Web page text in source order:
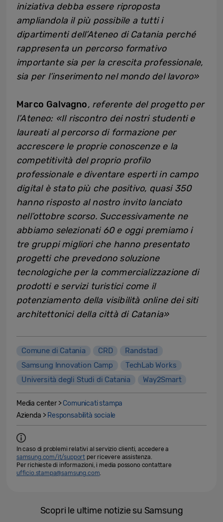
iniziativa debba essere riproposta
ampliandola il più possibile a tutti i
dipartimenti dell’Ateneo di Catania perché
rappresenta un percorso formativo
importante sia per la crescita professionale,
sia per l’inserimento nel mondo del lavoro»
Marco Galvagno, referente del progetto per
l’Ateneo: «Il riscontro dei nostri studenti e
laureati al percorso di formazione per
accrescere le proprie conoscenze e la
competitività del proprio profilo
professionale e diventare esperti in campo
digital è stato più che positivo, quasi 350
hanno risposto al nostro invito lanciato
nell’ottobre scorso. Successivamente ne
abbiamo selezionati 60 e oggi premiamo i
tre gruppi migliori che hanno presentato
progetti che prevedono soluzione
tecnologiche per la commercializzazione di
prodotti e servizi turistici come il
potenziamento della visibilità online dei siti
architettonici della città di Catania»
Comune di Catania CRD
Randstad
Samsung Innovation Camp
TechLab Works
Università degli Studi di Catania
Way2Smart
Media center >Comunicati stampa
Azienda > Responsabilità sociale
In caso di problemi relativi al servizio clienti, accedere a
samsung.com/it/support per ricevere assistenza.
Per richieste di informazioni, i media possono contattare
ufficio.stampa@samsung.com
Scopri le ultime notizie su Samsung